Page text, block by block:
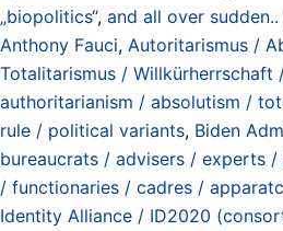
„biopolitics“, and all over
Anthony Fauci, Autoritarismus /
Totalitarismus / Willkürherrschaft
authoritarianism / absolutism /
rule / political variants, Biden
bureaucrats / advisers / experts
/ functionaries / cadres /
Identity Alliance / ID2020